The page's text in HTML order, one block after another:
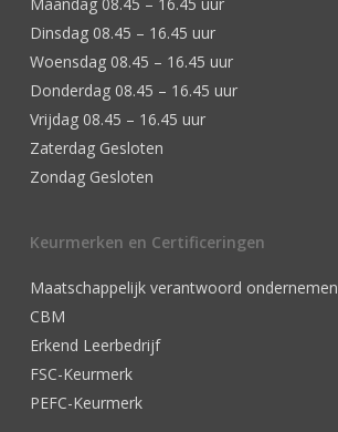
Dinsdag 08.45 – 16.45 uur
Woensdag 08.45 – 16.45 uur
Donderdag 08.45 – 16.45 uur
Vrijdag 08.45 – 16.45 uur
Zaterdag Gesloten
Zondag Gesloten
Keurmerken en Certificeringen
Maatschappelijk verantwoord ondernemen
CBM
Erkend Leerbedrijf
FSC-Keurmerk
PEFC-Keurmerk